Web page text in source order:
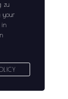
zu
your